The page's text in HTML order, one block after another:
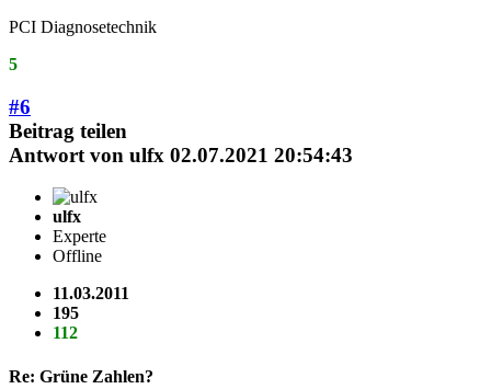
PCI Diagnosetechnik
5
#6
Beitrag teilen
Antwort von ulfx 02.07.2021 20:54:43
ulfx
Experte
Offline
11.03.2011
195
112
Re: Grüne Zahlen?